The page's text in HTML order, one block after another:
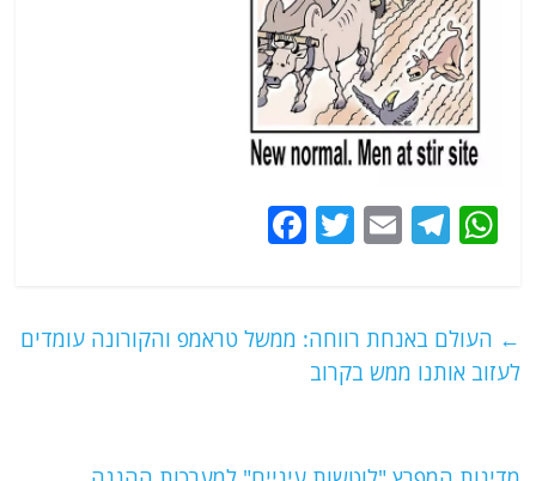
W
s
A
T
g
ra
E
l
T
er
e ← העולם באנחת רווחה: ממשל טראמפ והקורונה עומדים
לעזוב אותנו ממש בקרוב